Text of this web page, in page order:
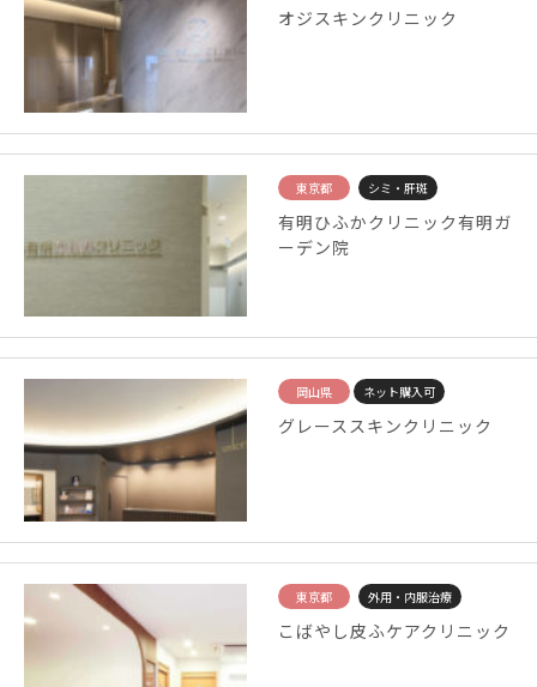
オジスキンクリニック
東京都 シミ・肝斑
有明ひふかクリニック有明ガ
ーデン院
岡山県 ネット購入可
グレーススキンクリニック
東京都 外用・内服治療
こばやし皮ふケアクリニック